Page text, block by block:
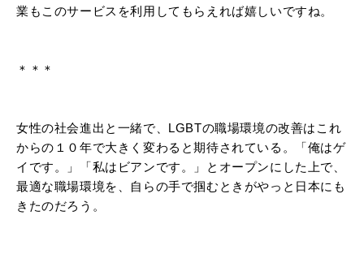
業もこのサービスを利用してもらえれば嬉しいですね。
＊＊＊
女性の社会進出と一緒で、LGBTの職場環境の改善はこれ
からの１０年で大きく変わると期待されている。「俺はゲ
イです。」「私はビアンです。」とオープンにした上で、
最適な職場環境を、自らの手で掴むときがやっと日本にも
きたのだろう。